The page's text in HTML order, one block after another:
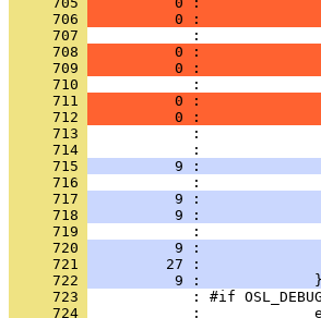
     706
0 :
     707
     708
0 :
     709
0 :
     710
     711
0 :
     712
0 :
     713
     714
     715
9 :
     716
     717
9 :
     718
9 :
     719
     720
9 :
     721
27 :
     722
          9 :             }
     723
     724